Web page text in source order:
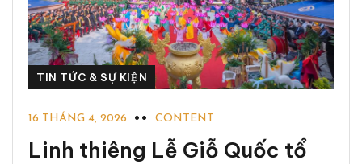
TIN TỨC & SỰ KIỆN
16 THÁNG 4, 2026 CONTENT
Linh thiêng Lễ Giỗ Quốc tổ